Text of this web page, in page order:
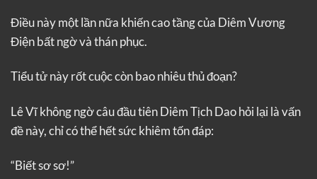
Điều này một lần nữa khiến cao tầng của Diêm Vương
Điện bất ngờ và thán phục.
Tiểu tử này rốt cuộc còn bao nhiêu thủ đoạn?
Lê Vĩ không ngờ câu đầu tiên Diêm Tịch Dao hỏi lại là vấn
đề này, chỉ có thể hết sức khiêm tốn đáp:
“Biết sơ sơ!”